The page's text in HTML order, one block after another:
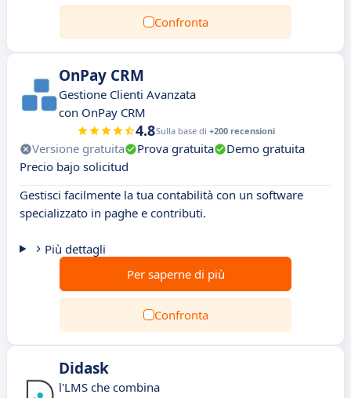
Confronta
OnPay CRM
Gestione Clienti Avanzata
con OnPay CRM
4.8Sulla base di +200 recensioni
Versione gratuita Prova gratuita
Demo gratuita
Precio bajo solicitud
Gestisci facilmente la tua contabilità con un software
specializzato in paghe e contributi.
Più dettagli
Per saperne di più
Confronta
Didask
l'LMS che combina